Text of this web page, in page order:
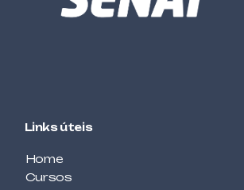
ELETRICISTA DE REDES DE
ENERGIA ELÉTRICA
Links úteis
Home
Cursos